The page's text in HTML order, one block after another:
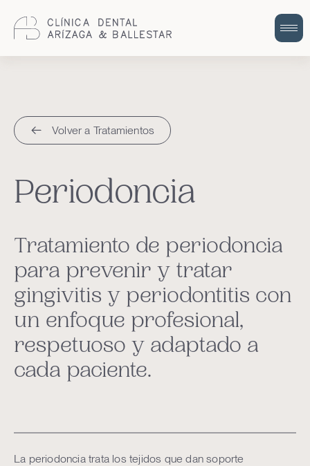
Volver a Tratamientos
Periodoncia
Tratamiento de periodoncia
para prevenir y tratar
gingivitis y periodontitis con
un enfoque profesional,
respetuoso y adaptado a
cada paciente.
La periodoncia trata los tejidos que dan soporte